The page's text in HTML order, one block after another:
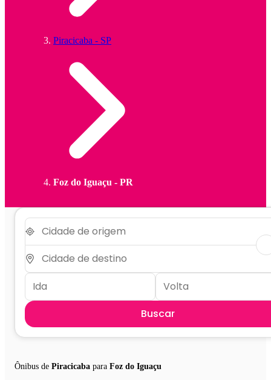
Piracicaba - SP
Foz do Iguaçu - PR
Buscar
Ônibus de Piracicaba para Foz do Iguaçu